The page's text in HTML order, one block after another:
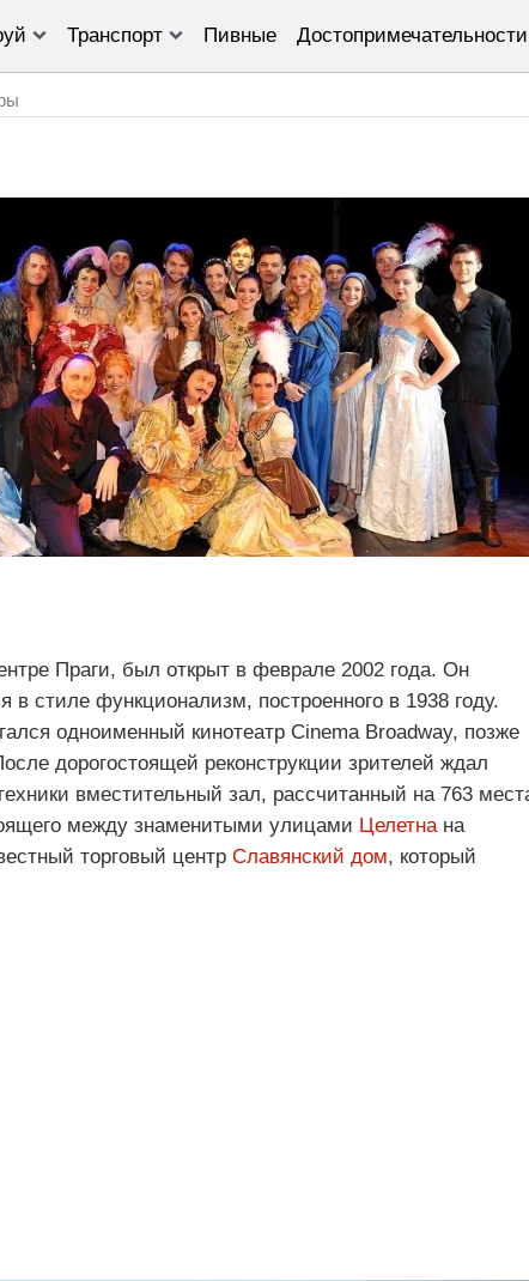
Транспорт Пивные Достопримечательности
Праги, был открыт в феврале 2002 года. Он
в стиле функционализм, построенного в 1938 году.
одноименный кинотеатр Cinema Broadway, позже
дорогостоящей реконструкции зрителей ждал
вместительный зал, рассчитанный на 763
между знаменитыми улицами Целетна на
торговый центр Славянский дом, который